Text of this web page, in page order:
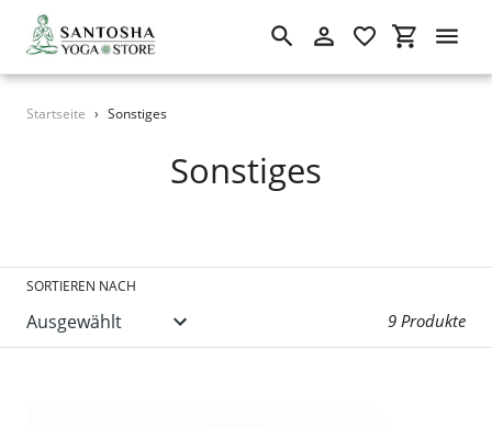
Direkt
SuchenEinloggen
Startseite › Sonstiges
S
l
Sonstiges
SORTIEREN NACH
9 Produkte